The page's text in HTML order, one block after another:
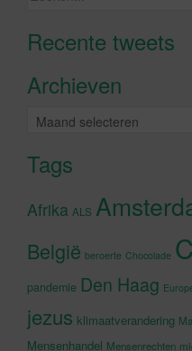
Recente tweets
Klik om
Archieven
Archieven
Tags
Afrika ALS
België beroerte Chocolade
pandemie Den Haag
jezus klimaatverandering
Mensenhandel Mensenrechten